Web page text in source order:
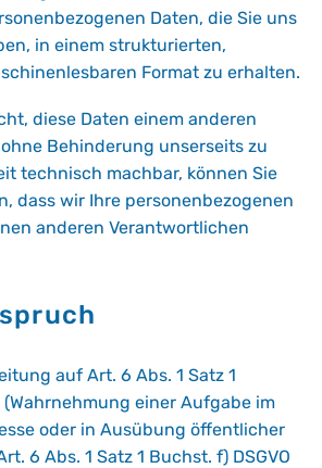
Daten, die Sie uns
in einem strukturierten,
Format zu erhalten.
diese Daten einem anderen
Behinderung unserseits zu
technisch machbar, können Sie
dass wir Ihre personenbezogenen
anderen Verantwortlichen
auf Art. 6 Abs. 1 Satz 1
(Wahrnehmung einer Aufgabe im
oder in Ausübung öffentlicher
6 Abs. 1 Satz 1 Buchst. f) DSGVO